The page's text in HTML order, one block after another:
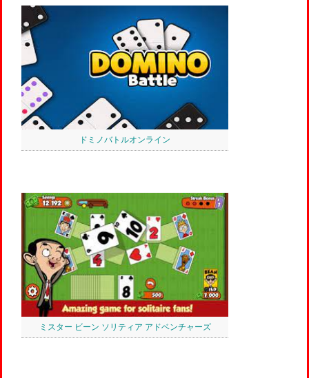
ドミノバトルオンライン
ミスター ビーン ソリティア アドベンチャーズ